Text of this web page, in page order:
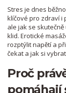
Stres je dnes
klíčové pro zdraví i
ale jak se
klid. Erotické
rozptýlit napětí a
čekat a jak si
Proč
pomáhají